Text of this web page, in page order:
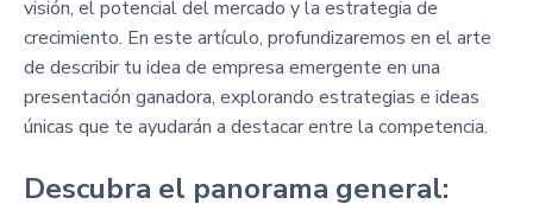
visión, el potencial del mercado y la estrategia de
crecimiento. En este artículo, profundizaremos en el arte
de describir tu idea de empresa emergente en una
presentación ganadora, explorando estrategias e ideas
únicas que te ayudarán a destacar entre la competencia.
Descubra el panorama general: